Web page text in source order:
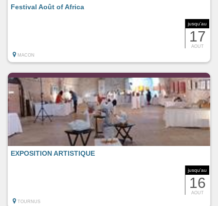
jusqu'au
17
AOUT
Festival Août of Africa
MACON
jusqu'au
16
AOUT
EXPOSITION ARTISTIQUE
TOURNUS